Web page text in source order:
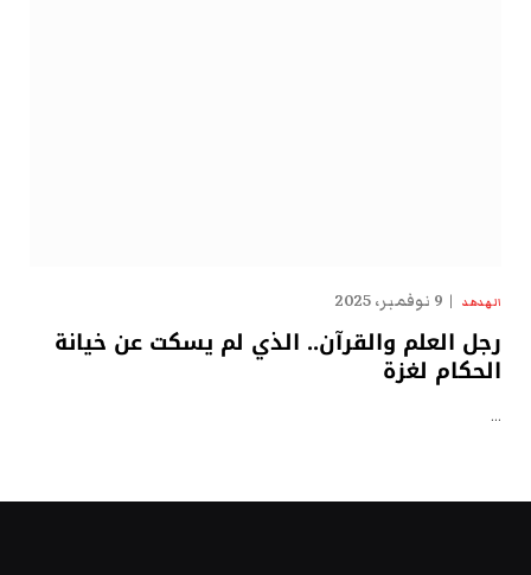
الهدهد 9 نوفمبر، 2025
رجل العلم والقرآن.. الذي لم يسكت عن خيانة
الحكام لغزة
…